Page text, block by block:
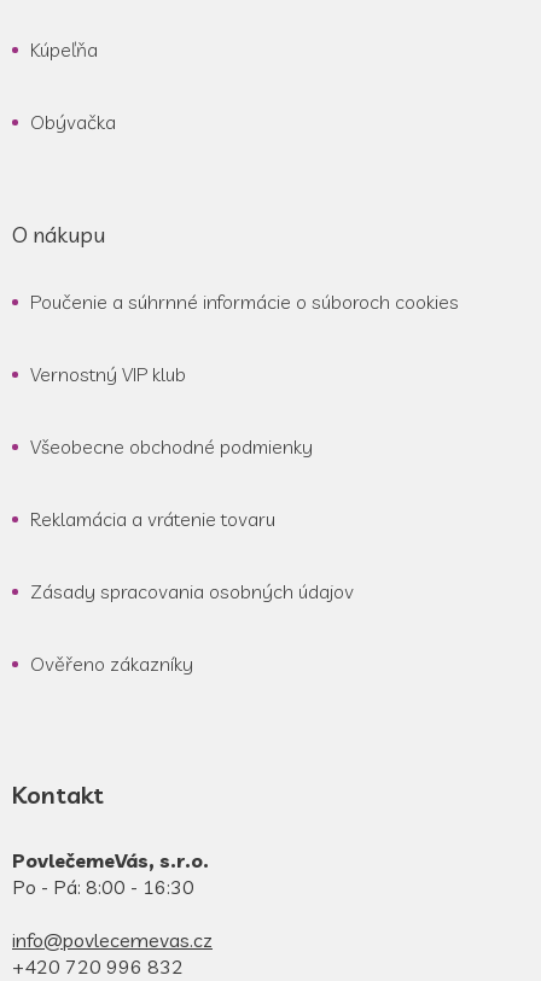
Kúpeľňa
Obývačka
O nákupu
Poučenie a súhrnné informácie o súboroch cookies
Vernostný VIP klub
Všeobecne obchodné podmienky
Reklamácia a vrátenie tovaru
Zásady spracovania osobných údajov
Ověřeno zákazníky
Kontakt
PovlečemeVás, s.r.o.
Po - Pá: 8:00 - 16:30
info@povlecemevas.cz
+420 720 996 832